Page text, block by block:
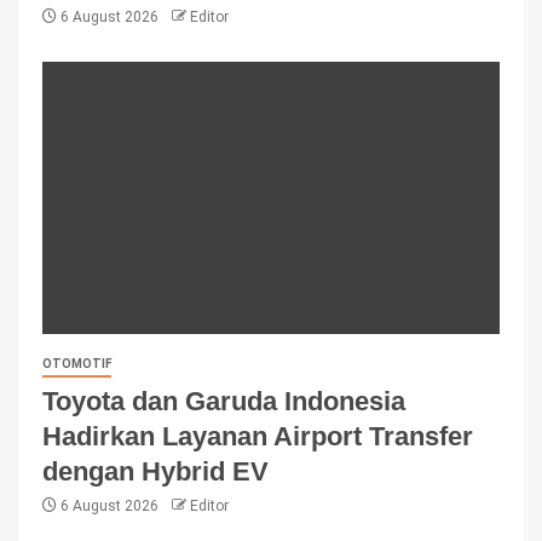
6 August 2026 Editor
OTOMOTIF
Toyota dan Garuda Indonesia
Hadirkan Layanan Airport Transfer
dengan Hybrid EV
6 August 2026 Editor